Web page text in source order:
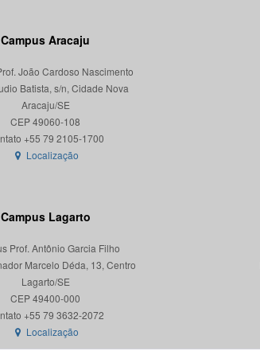
Campus Aracaju
João Cardoso Nascimento
Batista, s/n, Cidade Nova
Aracaju/SE
CEP 49060-108
Localização
Campus Lagarto
Prof. Antônio Garcia Filho
Marcelo Déda, 13, Centro
Lagarto/SE
CEP 49400-000
Localização